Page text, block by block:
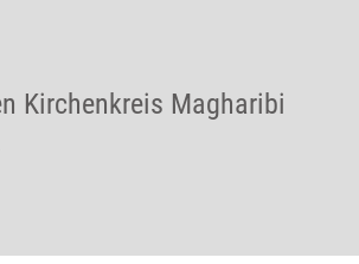
Kirchenkreis Magharibi